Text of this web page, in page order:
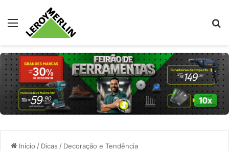
Menu
Início / Dicas / Decoração e Tendência